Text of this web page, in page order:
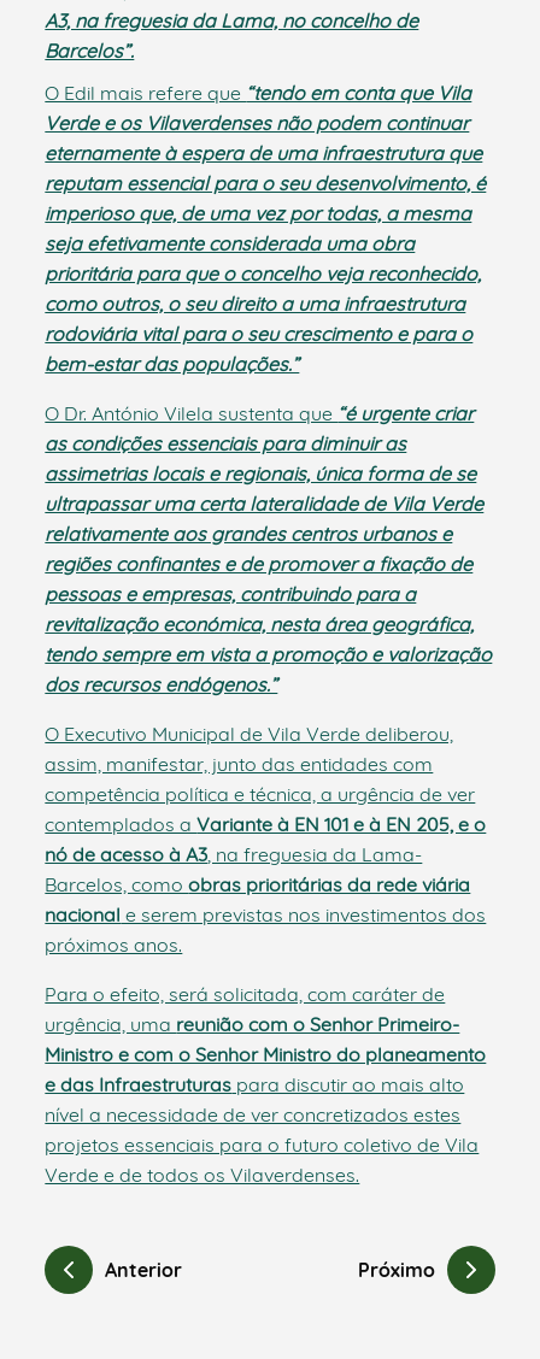
A3, na freguesia da Lama, no concelho de
Barcelos”.
O Edil mais refere que “tendo em conta que Vila
Verde e os Vilaverdenses não podem continuar
eternamente à espera de uma infraestrutura que
reputam essencial para o seu desenvolvimento, é
imperioso que, de uma vez por todas, a mesma
seja efetivamente considerada uma obra
prioritária para que o concelho veja reconhecido,
como outros, o seu direito a uma infraestrutura
rodoviária vital para o seu crescimento e para o
bem-estar das populações.”
O Dr. António Vilela sustenta que “é urgente criar
as condições essenciais para diminuir as
assimetrias locais e regionais, única forma de se
ultrapassar uma certa lateralidade de Vila Verde
relativamente aos grandes centros urbanos e
regiões confinantes e de promover a fixação de
pessoas e empresas, contribuindo para a
revitalização económica, nesta área geográfica,
tendo sempre em vista a promoção e valorização
dos recursos endógenos.”
O Executivo Municipal de Vila Verde deliberou,
assim, manifestar, junto das entidades com
competência política e técnica, a urgência de ver
contemplados aVariante à EN 101 e à EN 205, e o
nó de acesso à A3 , na freguesia da Lama-
Barcelos, comoobras prioritárias da rede viária
nacional e serem previstas nos investimentos dos
próximos anos.
Para o efeito, será solicitada, com caráter de
urgência, uma reunião com o Senhor Primeiro-
Ministro e com o Senhor Ministro do planeamento
e das Infraestruturas para discutir ao mais alto
nível a necessidade de ver concretizados estes
projetos essenciais para o futuro coletivo de Vila
Verde e de todos os Vilaverdenses.
Anterior Próximo